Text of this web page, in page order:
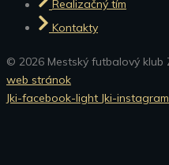
Realizačný tím
Kontakty
© 2026 Mestský futbalový klub
web stránok
Jki-facebook-light Jki-